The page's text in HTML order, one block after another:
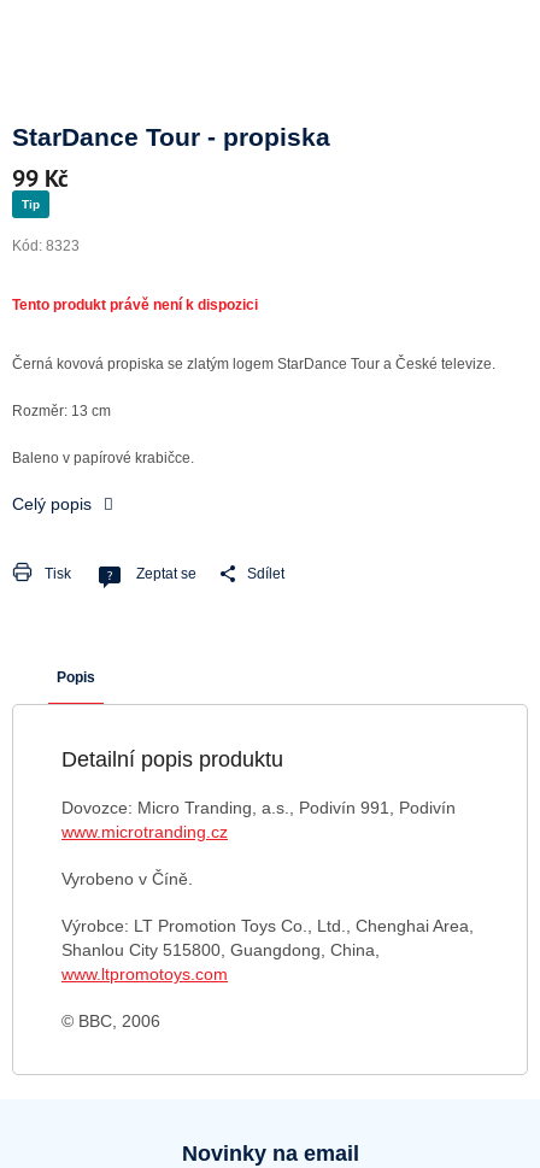
StarDance Tour - propiska
99 Kč
Tip
Kód: 8323
Černá kovová propiska se zlatým logem StarDance Tour a České televize.
Rozměr: 13 cm
Baleno v papírové krabičce.
Celý popis
Tisk Zeptat se Sdílet
Popis
Detailní popis produktu
Dovozce: Micro Tranding, a.s., Podivín 991, Podivín
www.microtranding.cz
Vyrobeno v Číně.
Výrobce: LT Promotion Toys Co., Ltd., Chenghai Area,
Shanlou City 515800, Guangdong, China,
www.ltpromotoys.com
© BBC, 2006
Novinky na email